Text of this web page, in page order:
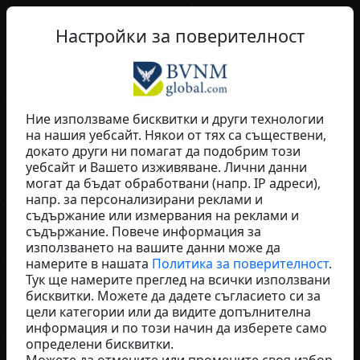
BG
Elke Ebel
Fúmée Perfume & Cosmetics
Spain
Настройки за поверителност
Ние използваме бисквитки и други технологии
на нашия уебсайт. Някои от тях са съществени,
докато други ни помагат да подобрим този
уебсайт и Вашето изживяване. Лични данни
могат да бъдат обработвани (напр. IP адреси),
напр. за персонализирани реклами и
съдържание или измервания на реклами и
съдържание. Повече информация за
използването на вашите данни може да
намерите в нашата Политика за поверителност.
Тук ще намерите преглед на всички използвани
бисквитки. Можете да дадете съгласието си за
цели категории или да видите допълнителна
информация и по този начин да изберете само
определени бисквитки.